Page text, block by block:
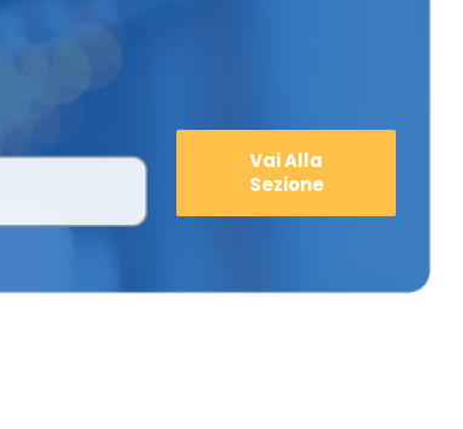
Vai Alla
Sezione